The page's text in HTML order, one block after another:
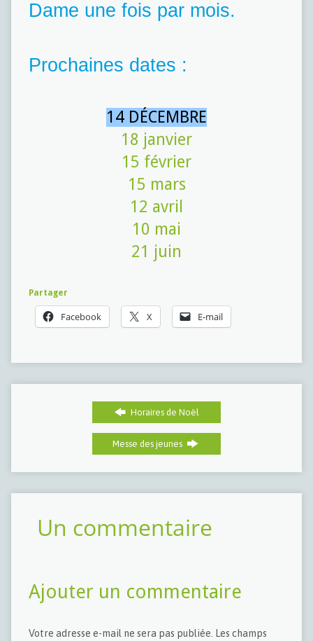
Dame une fois par mois.
Prochaines dates :
14 DÉCEMBRE
18 janvier
15 février
15 mars
12 avril
10 mai
21 juin
Partager
Facebook X E-mail
Horaires de Noël
Messe des jeunes
Un commentaire
Ajouter un commentaire
Votre adresse e-mail ne sera pas publiée.
Les champs